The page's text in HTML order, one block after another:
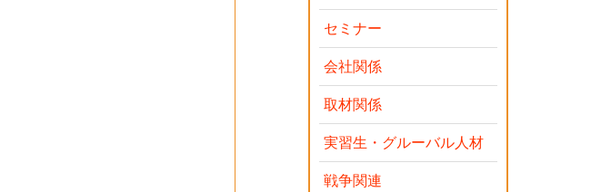
セミナー
会社関係
取材関係
実習生・グルーバル人材
戦争関連